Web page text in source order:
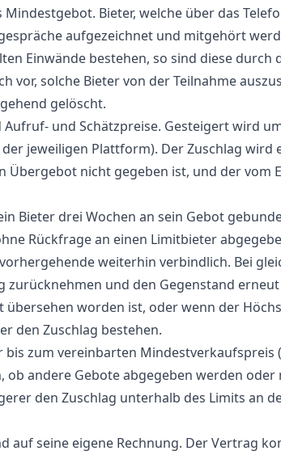
Bieter, welche über das
aufgezeichnet und mitgehört
Einwände bestehen, so sind diese
vor, solche Bieter von der Teilnahme
gelöscht.
und Schätzpreise. Gesteigert wird
jeweiligen Plattform). Der Zuschlag
Übergebot nicht gegeben ist, und der vom
Bieter drei Wochen an sein Gebot
Rückfrage an einen Limitbieter
weiterhin verbindlich. Bei
zurücknehmen und den Gegenstand
worden ist, oder wenn der
den Zuschlag bestehen.
zum vereinbarten Mindestverkaufspreis
andere Gebote abgegeben werden oder
den Zuschlag unterhalb des Limits an
auf seine eigene Rechnung. Der Vertrag